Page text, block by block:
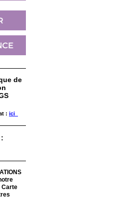
de
: ici
Carte